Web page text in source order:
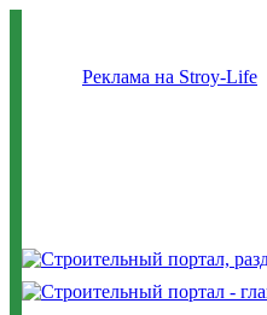
Реклама на Stroy-Life